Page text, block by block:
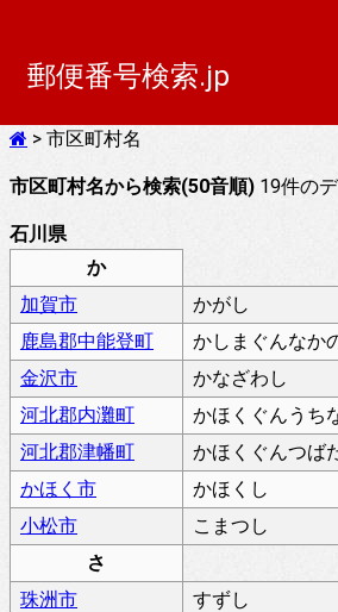
郵便番号検索.jp
> 市区町村名
市区町村名から検索(50音順) 19件の
石川県
か
加賀市
かがし
鹿島郡中能登町
かしまぐんなか
金沢市
かなざわし
河北郡内灘町
かほくぐんうち
河北郡津幡町
かほくぐんつば
かほく市
かほくし
小松市
こまつし
さ
珠洲市
すずし